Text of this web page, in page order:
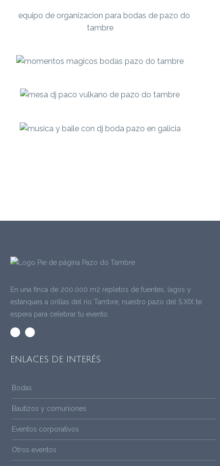
En una finca de 200.000 m2 repletos de fuentes, lagos y
estanques a orillas del río Tambre, nuestro pazo del S.XIX te
espera para celebrar tu evento.
ENLACES DE INTERÉS
Bodas
Bautizos y comuniones
Eventos corporativos
Otros eventos